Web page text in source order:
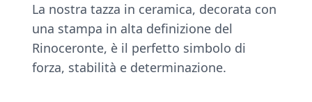
La nostra tazza in ceramica, decorata con
una stampa in alta deﬁnizione del
Rinoceronte, è il perfetto simbolo di
forza, stabilità e determinazione.